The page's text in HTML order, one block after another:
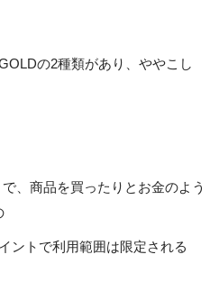
の2種類があり、ややこし
、商品を買ったりとお金のよう
ントで利用範囲は限定される